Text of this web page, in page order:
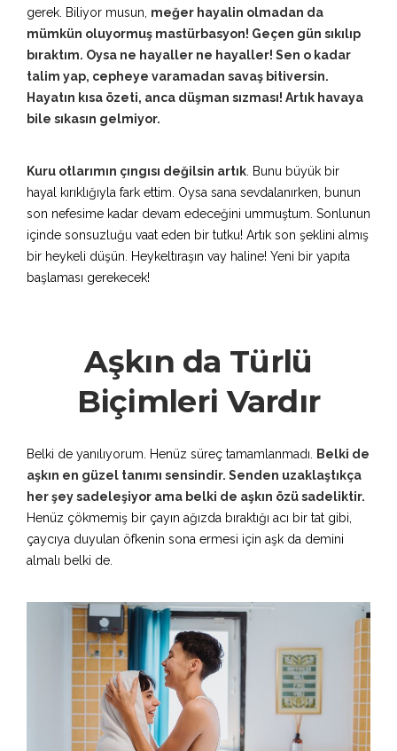
gerek. Biliyor musun, meğer hayalin olmadan da
mümkün oluyormuş mastürbasyon! Geçen gün sıkılıp
bıraktım. Oysa ne hayaller ne hayaller! Sen o kadar
talim yap, cepheye varamadan savaş bitiversin.
Hayatın kısa özeti, anca düşman sızması! Artık havaya
bile sıkasın gelmiyor.
Kuru otlarımın çıngısı değilsin artık . Bunu büyük bir
hayal kırıklığıyla fark ettim. Oysa sana sevdalanırken, bunun
son nefesime kadar devam edeceğini ummuştum. Sonlunun
içinde sonsuzluğu vaat eden bir tutku! Artık son şeklini almış
bir heykeli düşün. Heykeltıraşın vay haline! Yeni bir yapıta
başlaması gerekecek!
Aşkın da Türlü
Biçimleri Vardır
Belki de yanılıyorum. Henüz süreç tamamlanmadı.
Belki de
aşkın en güzel tanımı sensindir. Senden uzaklaştıkça
her şey sadeleşiyor ama belki de aşkın özü sadeliktir.
Henüz çökmemiş bir çayın ağızda bıraktığı acı bir tat gibi,
çaycıya duyulan öfkenin sona ermesi için aşk da demini
almalı belki de.